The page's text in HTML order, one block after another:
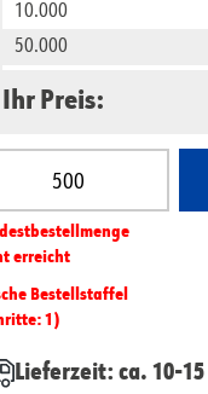
10.000
50.000
Ihr Preis:
Anzahl:
erreicht
Bestellstaffel
1)
Lieferzeit: ca. 10-